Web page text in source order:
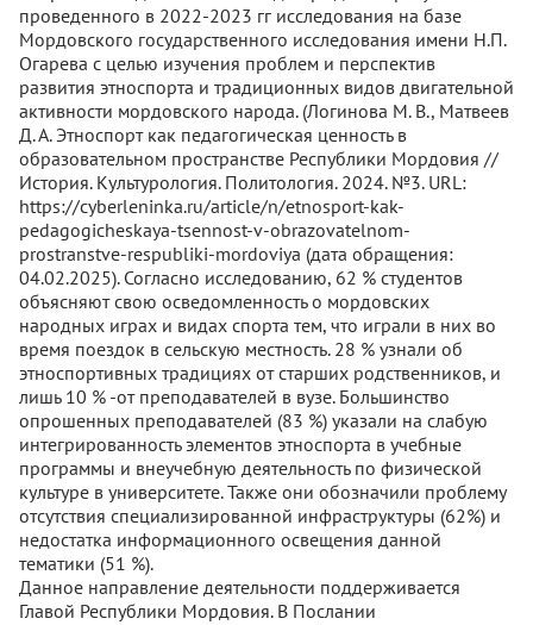
проведенного в 2022-2023 гг исследования на базе
Мордовского государственного исследования имени Н.П.
Огарева с целью изучения проблем и перспектив
развития этноспорта и традиционных видов двигательной
активности мордовского народа. (Логинова М. В., Матвеев
Д. А. Этноспорт как педагогическая ценность в
образовательном пространстве Республики Мордовия //
История. Культурология. Политология. 2024. №3. URL:
https://cyberleninka.ru/article/n/etnosport-kak-
pedagogicheskaya-tsennost-v-obrazovatelnom-
prostranstve-respubliki-mordoviya (дата обращения:
04.02.2025). Согласно исследованию, 62 % студентов
объясняют свою осведомленность о мордовских
народных играх и видах спорта тем, что играли в них во
время поездок в сельскую местность. 28 % узнали об
этноспортивных традициях от старших родственников, и
лишь 10 % -от преподавателей в вузе. Большинство
опрошенных преподавателей (83 %) указали на слабую
интегрированность элементов этноспорта в учебные
программы и внеучебную деятельность по физической
культуре в университете. Также они обозначили проблему
отсутствия специализированной инфраструктуры (62%) и
недостатка информационного освещения данной
тематики (51 %).
Данное направление деятельности поддерживается
Главой Республики Мордовия. В Послании